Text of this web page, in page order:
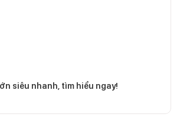
siêu nhanh, tìm hiểu ngay!